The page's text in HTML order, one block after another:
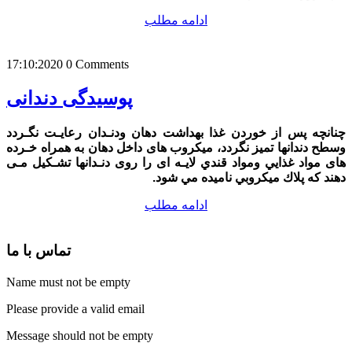
ادامه مطلب
17:10:2020 0 Comments
پوسیدگی دندانی
ﭼﻨﺎﻧﭽﻪ ﭘﺲ ﺍﺯ ﺧﻮﺭﺩﻥ ﻏﺬﺍ ﺑﻬﺪﺍﺷﺖ ﺩﻫﺎﻥ ﻭﺩﻧـﺪﺍﻥ ﺭﻋﺎﻳـﺖ ﻧﮕـﺮﺩﺩ
ﻭﺳﻄﺢ ﺩﻧﺪﺍﻧﻬﺎ ﺗﻤﻴﺰ ﻧﮕﺮﺩﺩ، ﻣﻴﻜﺮﻭب های ﺩﺍﺧﻞ ﺩﻫﺎﻥ ﺑﻪ ﻫﻤﺮﺍﻩ ﺧـﺮﺩﻩ
های ﻣﻮﺍﺩ ﻏﺬﺍﻳﻲ ﻭﻣﻮﺍﺩ ﻗﻨﺪﻱ ﻻﻳـﻪ ﺍی ﺭﺍ ﺭﻭی ﺩﻧـﺪﺍﻧﻬﺎ ﺗﺸـﻜﻴﻞ ﻣـی
ﺩﻫﻨﺪ ﻛﻪ ﭘﻼﻙ ﻣﻴﻜﺮﻭﺑﻲ ﻧﺎﻣﻴﺪﻩ ﻣﻲ ﺷﻮﺩ.
ادامه مطلب
تماس با ما
Name must not be empty
Please provide a valid email
Message should not be empty